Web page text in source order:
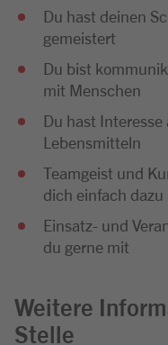
Du hast deinen
gemeistert
Du bist
mit Menschen
Du hast
Lebensmitteln
Teamgeist und
dich einfach dazu
Einsatz- und
du gerne mit
Weitere
Stelle